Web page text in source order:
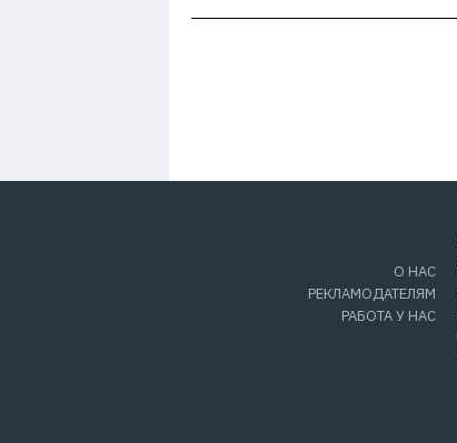
О НАС
РЕКЛАМОДАТЕЛЯМ
РАБОТА У НАС